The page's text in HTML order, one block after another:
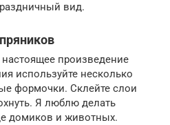
вид.
произведение
используйте несколько
формочки. Склейте слои
Я люблю делать
домиков и животных.